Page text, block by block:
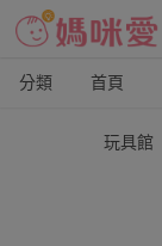
分類 首頁
玩具館